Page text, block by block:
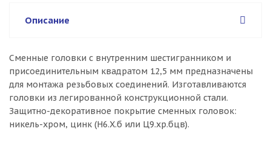
Описание
Сменные головки с внутренним шестигранником и
присоединительным квадратом 12,5 мм предназначены
для монтажа резьбовых соединений. Изготавливаются
головки из легированной конструкционной стали.
Защитно-декоративное покрытие сменных головок:
никель-хром, цинк (Н6.Х.б или Ц9.хр.бцв).